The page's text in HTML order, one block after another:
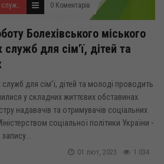
0 Коментарів
Болехівського міського
служб для сім'ї, дітей та
для сім’ї, дітей та молоді проводить
у складних життєвих обставинах.
надавачів та отримувачів соціальних
соціальної політики України -
1 034
01 лют, 2023